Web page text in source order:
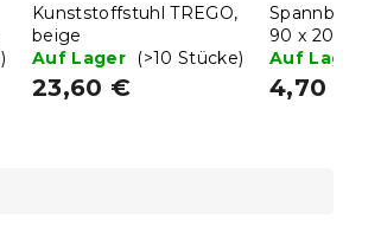
Kunststoffstuhl TREGO,
beige
Auf Lager
(>10 Stücke)
23,60 €
90 x 200 cm
Auf Lager
4,70 €